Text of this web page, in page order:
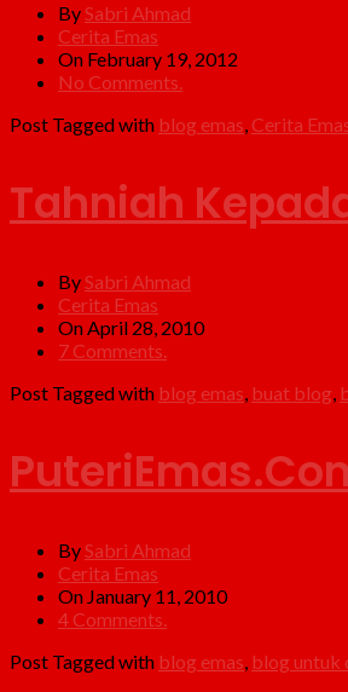
BySabri Ahmad
Cerita Emas
On February 19, 2012
No Comments.
Post Tagged with blog emas, Cerita
Tahniah
BySabri Ahmad
Cerita Emas
On April 28, 2010
7 Comments.
Post Tagged with blog emas, buat blog,
BySabri Ahmad
Cerita Emas
On January 11, 2010
4 Comments.
Post Tagged with blog emas, blog untuk